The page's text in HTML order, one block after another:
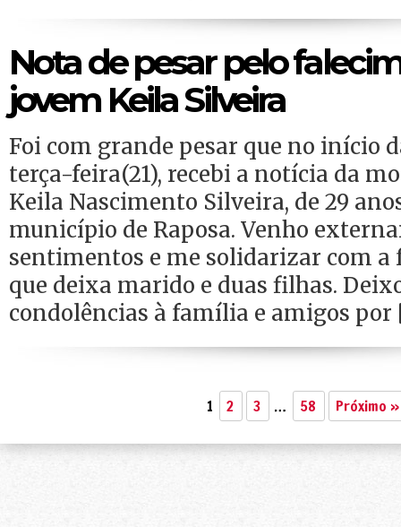
Nota de pesar pelo
jovem Keila Silveira
Foi com grande pesar que no início
terça-feira(21), recebi a notícia da
Keila Nascimento Silveira, de 29
município de Raposa. Venho
sentimentos e me solidarizar com a
que deixa marido e duas filhas.
condolências à família e amigos por
1 2 3 … 58 Próximo »